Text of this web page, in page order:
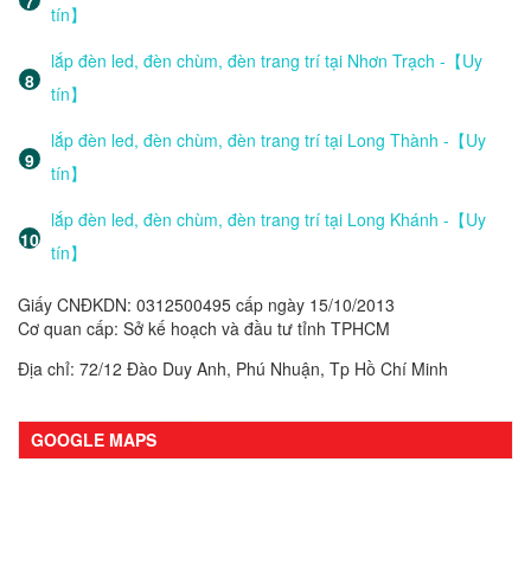
tín】
lắp đèn led, đèn chùm, đèn trang trí tại Nhơn Trạch -【Uy
tín】
lắp đèn led, đèn chùm, đèn trang trí tại Long Thành -【Uy
tín】
lắp đèn led, đèn chùm, đèn trang trí tại Long Khánh -【Uy
tín】
Giấy CNĐKDN: 0312500495 cấp ngày 15/10/2013
Cơ quan cấp: Sở kế hoạch và đầu tư tỉnh TPHCM
Địa chỉ: 72/12 Đào Duy Anh, Phú Nhuận, Tp Hồ Chí Minh
GOOGLE MAPS